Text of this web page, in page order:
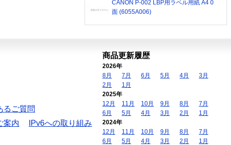
CANON P-002 LBP用ラベル用紙 A4 0
面 (6055A006)
るご質問
案内
IPv6への取り組み
商品更新履歴
2026年
8月
7月 6月 5月 4月
3月
2月
1月
2025年
12月
11月 10月 9月 8月
7月
6月
5月 4月 3月 2月
1月
2024年
12月
11月 10月 9月 8月
7月
6月
5月 4月 3月 2月
1月